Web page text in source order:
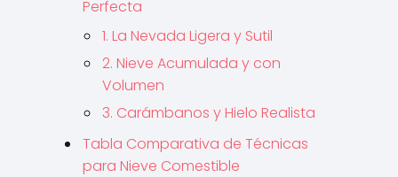
Perfecta
1. La Nevada Ligera y Sutil
2. Nieve Acumulada y con
Volumen
3. Carámbanos y Hielo Realista
Tabla Comparativa de Técnicas
para Nieve Comestible